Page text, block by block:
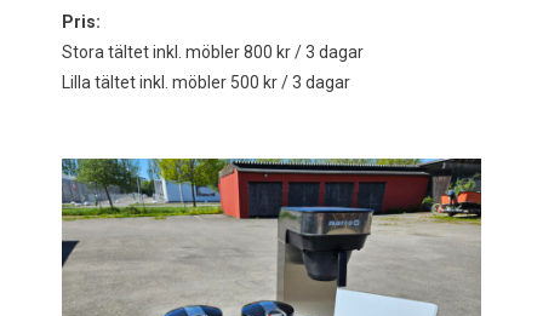
Pris:
Stora tältet inkl. möbler 800 kr / 3 dagar
Lilla tältet inkl. möbler 500 kr / 3 dagar